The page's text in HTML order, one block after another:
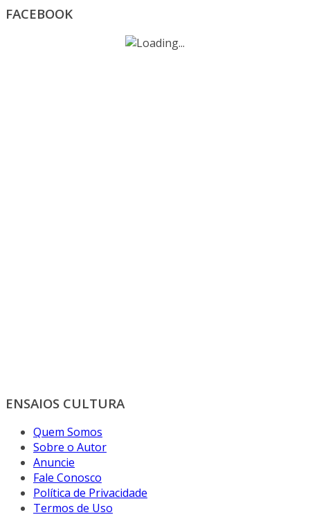
FACEBOOK
ENSAIOS CULTURA
Quem Somos
Sobre o Autor
Anuncie
Fale Conosco
Política de Privacidade
Termos de Uso